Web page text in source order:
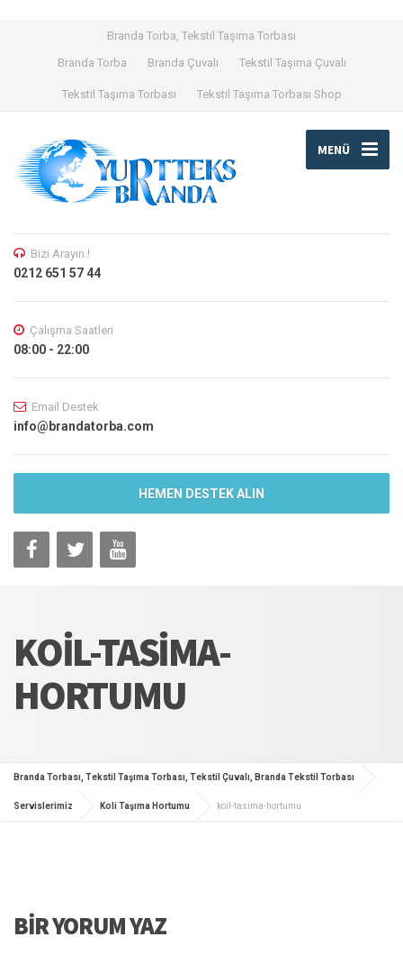
Branda Torba, Tekstil Taşıma Torbası
Branda Torba
Branda Çuvalı Tekstil Taşıma Çuvalı
Tekstil Taşıma Torbası Tekstil Taşıma Torbası Shop
MENÜ
Bizi Arayın.!
0212 651 57 44
Çalışma Saatleri
08:00 - 22:00
Email Destek
info@brandatorba.com
HEMEN DESTEK ALIN
KOIL-TASIMA-
HORTUMU
Branda Torbası, Tekstil Taşıma Torbası, Tekstil Çuvalı, Branda Tekstil Torbası
Servislerimiz Koli Taşıma Hortumu koil-tasima-hortumu
BIR YORUM YAZ